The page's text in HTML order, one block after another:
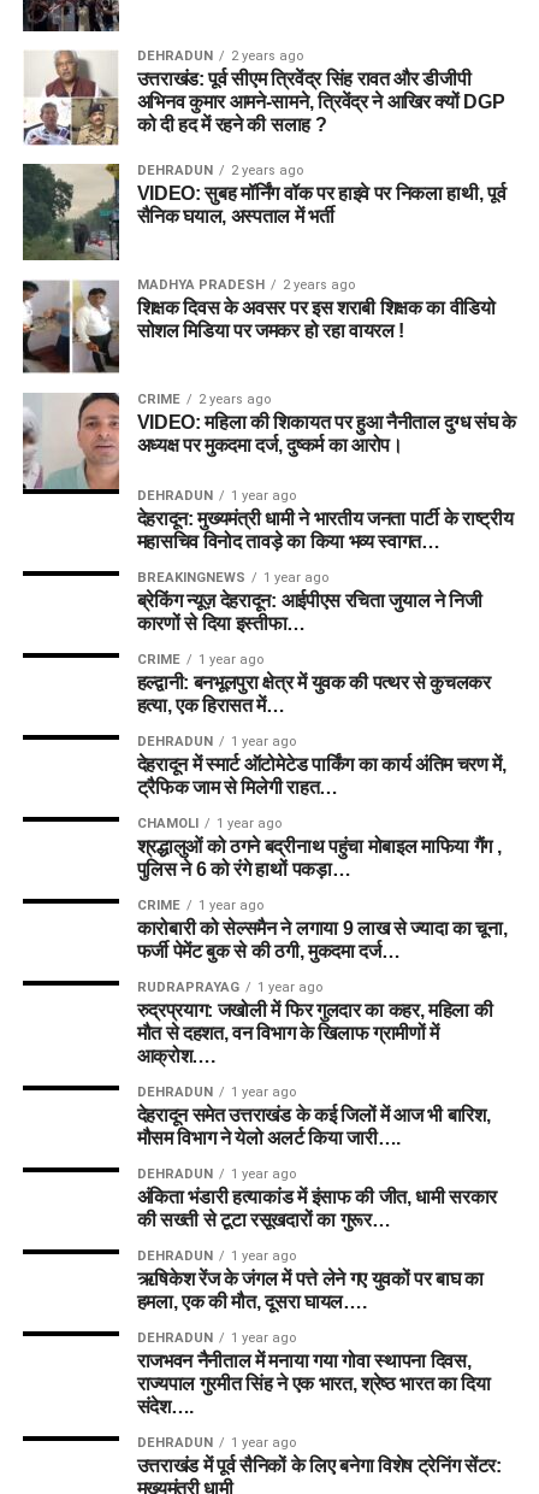
DEHRADUN 2 years ago
उत्तराखंड: पूर्व सीएम त्रिवेंद्र सिंह रावत और डीजीपी
अभिनव कुमार आमने-सामने, त्रिवेंद्र ने आखिर क्यों DGP
को दी हद में रहने की सलाह ?
DEHRADUN 2 years ago
VIDEO: सुबह मॉर्निंग वॉक पर हाइवे पर निकला हाथी, पूर्व
सैनिक घयाल, अस्पताल में भर्ती
MADHYA PRADESH 2 years ago
शिक्षक दिवस के अवसर पर इस शराबी शिक्षक का वीडियो
सोशल मिडिया पर जमकर हो रहा वायरल !
CRIME 2 years ago
VIDEO: महिला की शिकायत पर हुआ नैनीताल दुग्ध संघ के
अध्यक्ष पर मुकदमा दर्ज, दुष्कर्म का आरोप।
DEHRADUN 1 year ago
देहरादून: मुख्यमंत्री धामी ने भारतीय जनता पार्टी के राष्ट्रीय
महासचिव विनोद तावड़े का किया भव्य स्वागत…
BREAKINGNEWS 1 year ago
ब्रेकिंग न्यूज़ देहरादून: आईपीएस रचिता जुयाल ने निजी
कारणों से दिया इस्तीफा…
CRIME 1 year ago
हल्द्वानी: बनभूलपुरा क्षेत्र में युवक की पत्थर से कुचलकर
हत्या, एक हिरासत में…
DEHRADUN 1 year ago
देहरादून में स्मार्ट ऑटोमेटेड पार्किंग का कार्य अंतिम चरण में,
ट्रैफिक जाम से मिलेगी राहत…
CHAMOLI 1 year ago
श्रद्धालुओं को ठगने बद्रीनाथ पहुंचा मोबाइल माफिया गैंग ,
पुलिस ने 6 को रंगे हाथों पकड़ा…
CRIME 1 year ago
कारोबारी को सेल्समैन ने लगाया 9 लाख से ज्यादा का चूना,
फर्जी पेमेंट बुक से की ठगी, मुकदमा दर्ज…
RUDRAPRAYAG 1 year ago
रुद्रप्रयाग: जखोली में फिर गुलदार का कहर, महिला की
मौत से दहशत, वन विभाग के खिलाफ ग्रामीणों में
आक्रोश….
DEHRADUN 1 year ago
देहरादून समेत उत्तराखंड के कई जिलों में आज भी बारिश,
मौसम विभाग ने येलो अलर्ट किया जारी….
DEHRADUN 1 year ago
अंकिता भंडारी हत्याकांड में इंसाफ की जीत, धामी सरकार
की सख्ती से टूटा रसूखदारों का गुरूर…
DEHRADUN 1 year ago
ऋषिकेश रेंज के जंगल में पत्ते लेने गए युवकों पर बाघ का
हमला, एक की मौत, दूसरा घायल….
DEHRADUN 1 year ago
राजभवन नैनीताल में मनाया गया गोवा स्थापना दिवस,
राज्यपाल गुरमीत सिंह ने एक भारत, श्रेष्ठ भारत का दिया
संदेश….
DEHRADUN 1 year ago
उत्तराखंड में पूर्व सैनिकों के लिए बनेगा विशेष ट्रेनिंग सेंटर:
मुख्यमंत्री धामी